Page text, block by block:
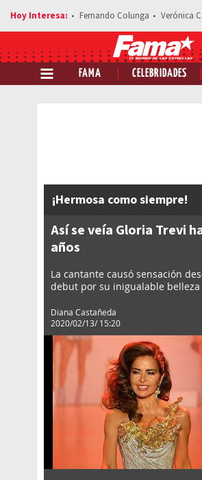
Fernando Colunga Verónica
FAMA CELEBRIDADES
¡Hermosa como siempre!
Así se veía Gloria Trevi
años
La cantante causó sensación
debut por su inigualable belleza
Diana Castañeda
2020/02/13/ 15:20